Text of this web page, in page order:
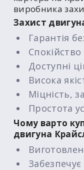
виробника
Захист
Гарантія
Доступні
Висока
Міцність,
Простота
Чому варто
двигуна